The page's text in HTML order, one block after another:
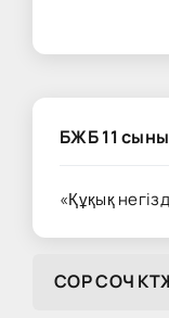
БЖБ 11
«Құқық
COP COЧ